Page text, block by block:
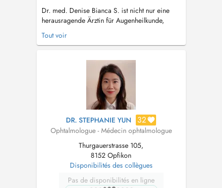
Dr. med. Denise Bianca S. ist nicht nur eine
herausragende Ärztin für Augenheilkunde,
sondern auch eine Expertin in mehreren
spezialisierten Teilgebieten wie dem vorderen
Kinderaugenheilkunde und Uveitis. Ihre tiefe
Kenntnis und langjährige Erfahrung machen
Tout voir
DR. STEPHANIE YUN 32
Ophtalmologue - Médecin ophtalmologue
Thurgauerstrasse 105,
8152 Opfikon
Disponibilités des collègues
Pas de disponibilités en ligne